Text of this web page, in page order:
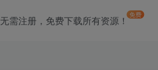
无需注册，免费下载所有资源！免费